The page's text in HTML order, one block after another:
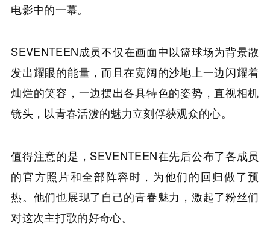
电影中的一幕。
SEVENTEEN成员不仅在画面中以篮球场为背景散
发出耀眼的能量，而且在宽阔的沙地上一边闪耀着
灿烂的笑容，一边摆出各具特色的姿势，直视相机
镜头，以青春活泼的魅力立刻俘获观众的心。
值得注意的是，SEVENTEEN在先后公布了各成员
的官方照片和全部阵容时，为他们的回归做了预
热。他们也展现了自己的青春魅力，激起了粉丝们
对这次主打歌的好奇心。